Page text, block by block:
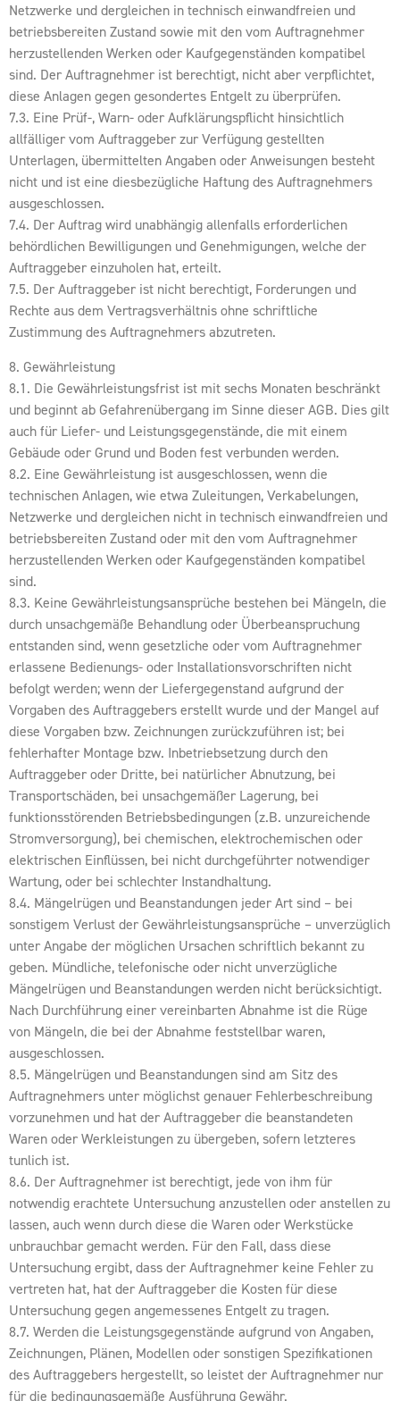
Netzwerke und dergleichen in technisch einwandfreien und
betriebsbereiten Zustand sowie mit den vom Auftragnehmer
herzustellenden Werken oder Kaufgegenständen kompatibel
sind. Der Auftragnehmer ist berechtigt, nicht aber verpflichtet,
diese Anlagen gegen gesondertes Entgelt zu überprüfen.
7.3. Eine Prüf-, Warn- oder Aufklärungspflicht hinsichtlich
allfälliger vom Auftraggeber zur Verfügung gestellten
Unterlagen, übermittelten Angaben oder Anweisungen besteht
nicht und ist eine diesbezügliche Haftung des Auftragnehmers
ausgeschlossen.
7.4. Der Auftrag wird unabhängig allenfalls erforderlichen
behördlichen Bewilligungen und Genehmigungen, welche der
Auftraggeber einzuholen hat, erteilt.
7.5. Der Auftraggeber ist nicht berechtigt, Forderungen und
Rechte aus dem Vertragsverhältnis ohne schriftliche
Zustimmung des Auftragnehmers abzutreten.
8. Gewährleistung
8.1. Die Gewährleistungsfrist ist mit sechs Monaten beschränkt
und beginnt ab Gefahrenübergang im Sinne dieser AGB. Dies gilt
auch für Liefer- und Leistungsgegenstände, die mit einem
Gebäude oder Grund und Boden fest verbunden werden.
8.2. Eine Gewährleistung ist ausgeschlossen, wenn die
technischen Anlagen, wie etwa Zuleitungen, Verkabelungen,
Netzwerke und dergleichen nicht in technisch einwandfreien und
betriebsbereiten Zustand oder mit den vom Auftragnehmer
herzustellenden Werken oder Kaufgegenständen kompatibel
sind.
8.3. Keine Gewährleistungsansprüche bestehen bei Mängeln, die
durch unsachgemäße Behandlung oder Überbeanspruchung
entstanden sind, wenn gesetzliche oder vom Auftragnehmer
erlassene Bedienungs- oder Installationsvorschriften nicht
befolgt werden; wenn der Liefergegenstand aufgrund der
Vorgaben des Auftraggebers erstellt wurde und der Mangel auf
diese Vorgaben bzw. Zeichnungen zurückzuführen ist; bei
fehlerhafter Montage bzw. Inbetriebsetzung durch den
Auftraggeber oder Dritte, bei natürlicher Abnutzung, bei
Transportschäden, bei unsachgemäßer Lagerung, bei
funktionsstörenden Betriebsbedingungen (z.B. unzureichende
Stromversorgung), bei chemischen, elektrochemischen oder
elektrischen Einflüssen, bei nicht durchgeführter notwendiger
Wartung, oder bei schlechter Instandhaltung.
8.4. Mängelrügen und Beanstandungen jeder Art sind – bei
sonstigem Verlust der Gewährleistungsansprüche – unverzüglich
unter Angabe der möglichen Ursachen schriftlich bekannt zu
geben. Mündliche, telefonische oder nicht unverzügliche
Mängelrügen und Beanstandungen werden nicht berücksichtigt.
Nach Durchführung einer vereinbarten Abnahme ist die Rüge
von Mängeln, die bei der Abnahme feststellbar waren,
ausgeschlossen.
8.5. Mängelrügen und Beanstandungen sind am Sitz des
Auftragnehmers unter möglichst genauer Fehlerbeschreibung
vorzunehmen und hat der Auftraggeber die beanstandeten
Waren oder Werkleistungen zu übergeben, sofern letzteres
tunlich ist.
8.6. Der Auftragnehmer ist berechtigt, jede von ihm für
notwendig erachtete Untersuchung anzustellen oder anstellen zu
lassen, auch wenn durch diese die Waren oder Werkstücke
unbrauchbar gemacht werden. Für den Fall, dass diese
Untersuchung ergibt, dass der Auftragnehmer keine Fehler zu
vertreten hat, hat der Auftraggeber die Kosten für diese
Untersuchung gegen angemessenes Entgelt zu tragen.
8.7. Werden die Leistungsgegenstände aufgrund von Angaben,
Zeichnungen, Plänen, Modellen oder sonstigen Spezifikationen
des Auftraggebers hergestellt, so leistet der Auftragnehmer nur
für die bedingungsgemäße Ausführung Gewähr.